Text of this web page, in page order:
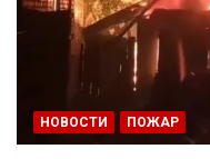
НОВОСТИ ПОЖАР